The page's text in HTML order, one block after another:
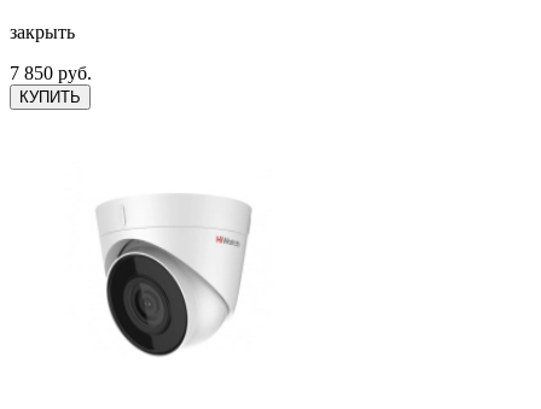
закрыть
7 850 руб.
КУПИТЬ